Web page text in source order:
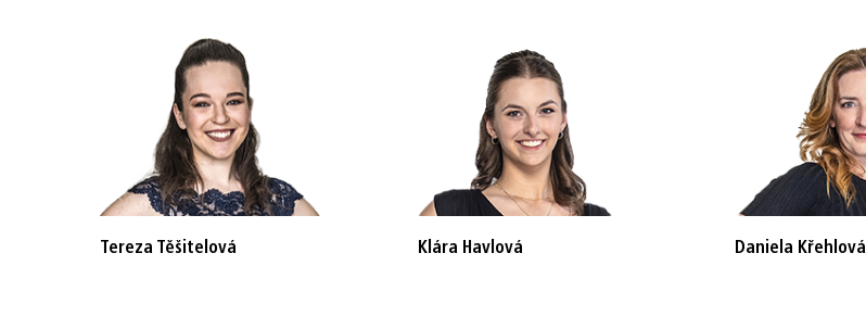
Tereza Těšitelová Klára Havlová Daniela Křehlová